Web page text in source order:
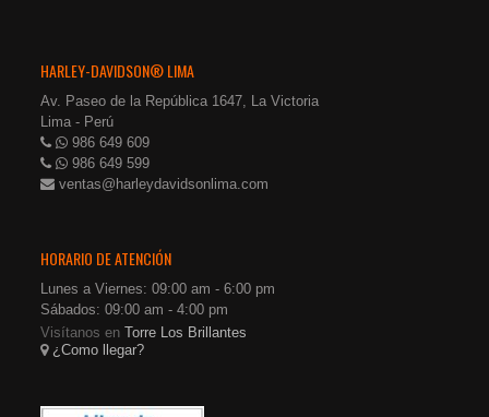
HARLEY-DAVIDSON® LIMA
Av. Paseo de la República 1647, La Victoria
Lima - Perú
986 649 609
986 649 599
ventas@harleydavidsonlima.com
HORARIO DE ATENCIÓN
Lunes a Viernes: 09:00 am - 6:00 pm
Sábados: 09:00 am - 4:00 pm
Visítanos enTorre Los Brillantes
¿Como llegar?